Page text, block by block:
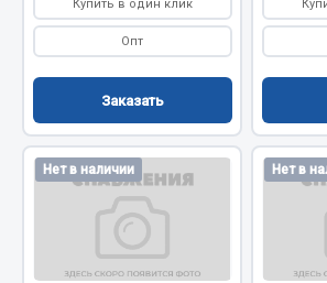
Запчасти на полуприцепы
Амортизаторы для полуприцепов
Весь раздел
Купить в один клик
Опт
Заказать
Нет в наличии Нет в